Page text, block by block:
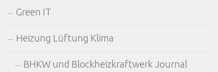
Green IT
Heizung Lüftung Klima
BHKW und Blockheizkraftwerk Journal